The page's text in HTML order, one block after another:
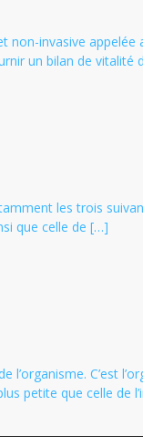
invasive appelée
un bilan de vitalité
les trois
que celle de […]
C’est
petite que celle de